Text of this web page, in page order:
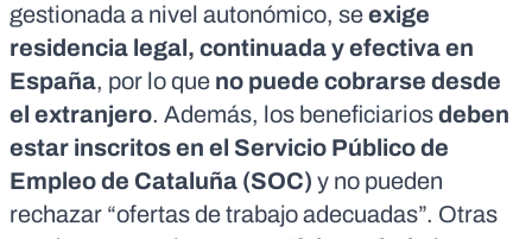
gestionada a nivel autonómico, seexige
residencia legal, continuada y efectivaen
España, por lo que no puede cobrarse desde
el extranjero. Además, los beneficiariosdeben
estar inscritosen el Servicio Público de
Empleo de Cataluña (SOC) y no pueden
rechazar “ofertas de trabajo adecuadas”. Otras